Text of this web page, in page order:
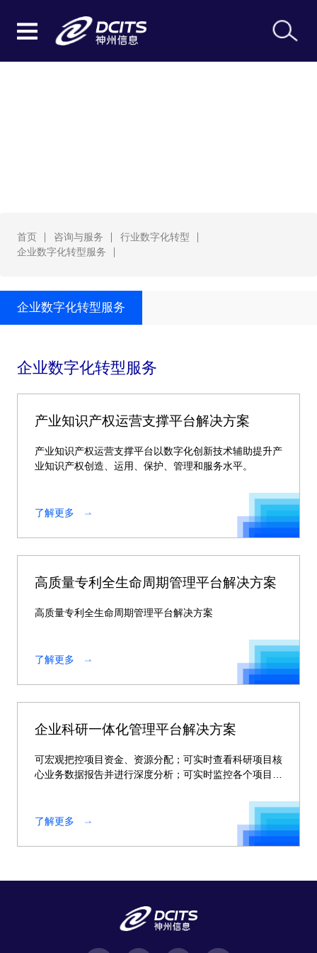
首页 咨询与服务
行业数字化转型
企业数字化转型服务
企业数字化转型服务
企业数字化转型服务
产业知识产权运营支撑平台解决方案
产业知识产权运营支撑平台以数字化创新技术辅助提升产
业知识产权创造、运用、保护、管理和服务水平。
了解更多
高质量专利全生命周期管理平台解决方案
高质量专利全生命周期管理平台解决方案
了解更多
企业科研一体化管理平台解决方案
可宏观把控项目资金、资源分配；可实时查看科研项目核
心业务数据报告并进行深度分析；可实时监控各个项目动
了解更多